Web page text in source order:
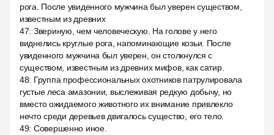
рога. После увиденного мужчина был уверен существом,
известным из древних
47: Звериную, чем человеческую. На голове у него
виднелись круглые рога, напоминающие козьи. После
увиденного мужчина был уверен, он столкнулся с
существом, известным из древних мифов, как сатир.
48: Группа профессиональных охотников патрулировала
густые леса амазонии, выслеживая редкую добычу, но
вместо ожидаемого животного их внимание привлекло
нечто среди деревьев двигалось существо, его тело.
49: Совершенно иное.